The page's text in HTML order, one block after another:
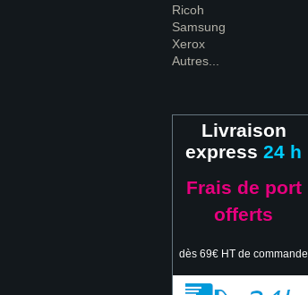
Ricoh
Samsung
Xerox
Autres...
Livraison
express 24 h
Frais de port
offerts
dès 69€ HT de commande